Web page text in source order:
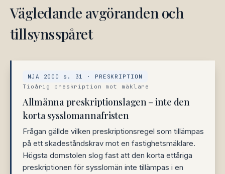
Vägledande avgöranden och
tillsynsspåret
NJA 2000 s. 31 · PRESKRIPTION
Tioårig preskription mot mäklare
Allmänna preskriptionslagen – inte den
korta sysslomannafristen
Frågan gällde vilken preskriptionsregel som tillämpas
på ett skadeståndskrav mot en fastighetsmäklare.
Högsta domstolen slog fast att den korta ettåriga
preskriptionen för sysslomän inte tillämpas i en